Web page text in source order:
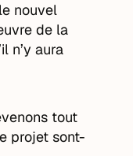
nouvel
de la
n’y aura
tout
projet sont-